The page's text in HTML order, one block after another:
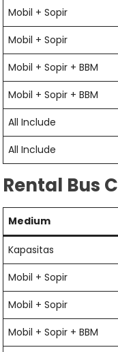
Mobil + Sopir
Mobil + Sopir
Mobil + Sopir + BBM
Mobil + Sopir + BBM
All Include
All Include
Rental Bus
Medium
Kapasitas
Mobil + Sopir
Mobil + Sopir
Mobil + Sopir + BBM